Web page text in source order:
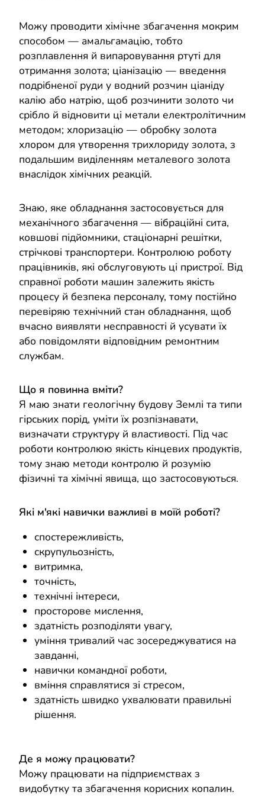
Можу проводити хімічне збагачення мокрим
способом — амальгамацію, тобто
розплавлення й випаровування ртуті для
отримання золота; ціанізацію — введення
подрібненої руди у водний розчин ціаніду
калію або натрію, щоб розчинити золото чи
срібло й відновити ці метали електролітичним
методом; хлоризацію — обробку золота
хлором для утворення трихлориду золота, з
подальшим виділенням металевого золота
внаслідок хімічних реакцій.
Знаю, яке обладнання застосовується для
механічного збагачення — вібраційні сита,
ковшові підйомники, стаціонарні решітки,
стрічкові транспортери. Контролюю роботу
працівників, які обслуговують ці пристрої. Від
справної роботи машин залежить якість
процесу й безпека персоналу, тому постійно
перевіряю технічний стан обладнання, щоб
вчасно виявляти несправності й усувати їх
або повідомляти відповідним ремонтним
службам.
Що я повинна вміти?
Я маю знати геологічну будову Землі та типи
гірських порід, уміти їх розпізнавати,
визначати структуру й властивості. Під час
роботи контролюю якість кінцевих продуктів,
тому знаю методи контролю й розумію
фізичні та хімічні явища, що застосовуються.
Які м'які навички важливі в моїй роботі?
спостережливість,
скрупульозність,
витримка,
точність,
технічні інтереси,
просторове мислення,
здатність розподіляти увагу,
уміння тривалий час зосереджуватися на
завданні,
навички командної роботи,
вміння справлятися зі стресом,
здатність швидко ухвалювати правильні
рішення.
Де я можу працювати?
Можу працювати на підприємствах з
видобутку та збагачення корисних копалин.